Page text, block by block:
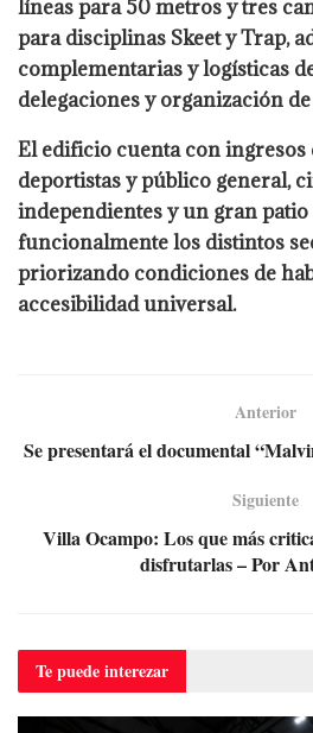
líneas para 50 metros y tres
para disciplinas Skeet y Trap,
complementarias y logísticas
delegaciones y organización
El edificio cuenta con
deportistas y público general,
independientes y un gran
funcionalmente los distintos
priorizando condiciones de
accesibilidad universal.
Anterior
Se presentará el documental
Siguiente
Villa Ocampo: Los que más
disfrutarlas – Por
Te puedeinterezar